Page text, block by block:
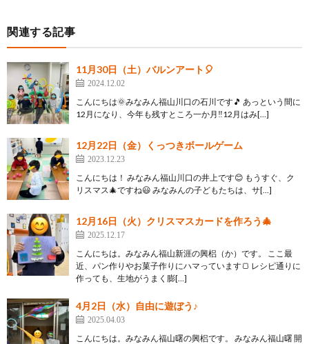
関連する記事
11月30日（土）バルンアート🎈
2024.12.02
こんにちは🌞みなみん福山川口の石川です🎵 あっという間に
12月になり、今年も残すところ一か月‼12月はみ[…]
12月22日（金）くっつきボールゲーム
2023.12.23
こんにちは！ みなみん福山川口の井上です😊 もうすぐ、ク
リスマス🎄ですね😃 みなみんの子どもたちは、サ[…]
12月16日（火）クリスマスカードを作ろう🎄
2025.12.17
こんにちは。みなみん福山新涯の興梠（か）です。 ここ最
近、パン作りやお菓子作りにハマっています🍞 レシピ通りに
作っても、生地がうまく膨[…]
4月2日（水）自由に遊ぼう♪
2025.04.03
こんにちは。みなみん福山曙の興梠です。 みなみん福山曙 開